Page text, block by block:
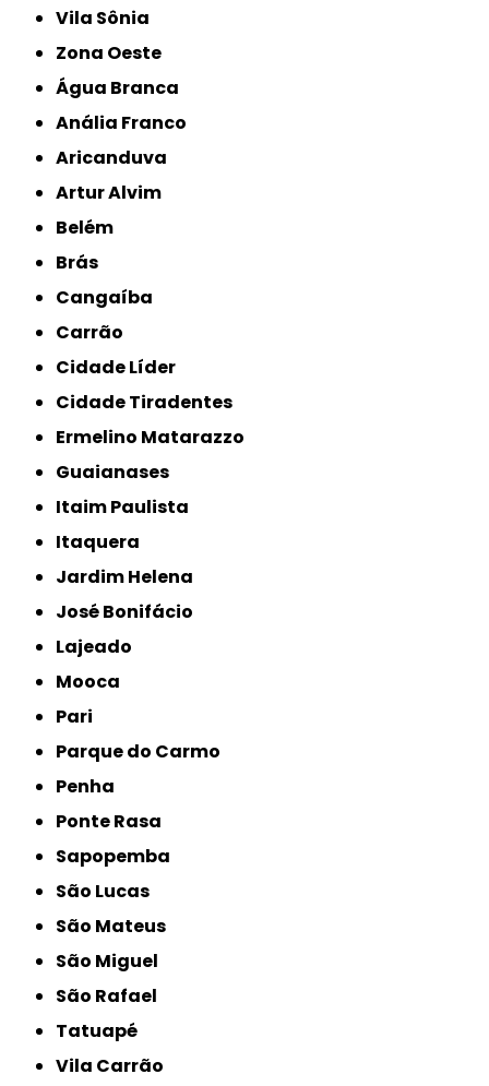
Vila Sônia
Zona Oeste
Água Branca
Anália Franco
Aricanduva
Artur Alvim
Belém
Brás
Cangaíba
Carrão
Cidade Líder
Cidade Tiradentes
Ermelino Matarazzo
Guaianases
Itaim Paulista
Itaquera
Jardim Helena
José Bonifácio
Lajeado
Mooca
Pari
Parque do Carmo
Penha
Ponte Rasa
Sapopemba
São Lucas
São Mateus
São Miguel
São Rafael
Tatuapé
Vila Carrão